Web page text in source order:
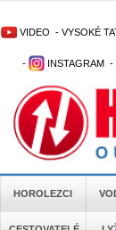
VIDEO - VYSOKÉ
- INSTAGRAM -
HOROLEZCI